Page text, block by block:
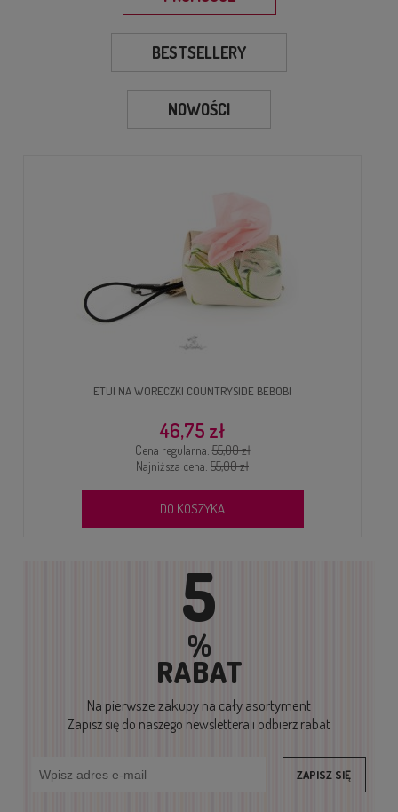
BESTSELLERY
NOWOŚCI
ETUI NA WORECZKI COUNTRYSIDE BEBOBI
46,75 zł
Cena regularna:55,00 zł
Najniższa cena: 55,00 zł
DO KOSZYKA
5
%
RABAT
Na pierwsze zakupyna cały asortyment
Zapisz się do naszego newslettera i odbierz rabat
ZAPISZ SIĘ